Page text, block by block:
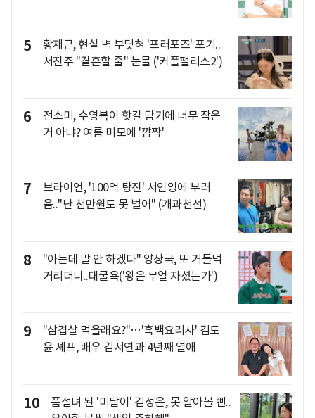
5
황재근, 현실 벽 부딪혀 '프러포즈' 포기..
서진주 "결혼할 줄" 눈물 ('커플팰리스2')
6
전소미, 수영복이 핫걸 담기에 너무 작은
거 아냐? 여름 미모에 '깜짝'
7
브라이언, '100억 탕진' 서인영에 부러
움.."난 천만원도 못 벌어" (개과천선)
8
"아는데 말 안 하겠다" 양상국, 또 거들먹
거리더니..대굴욕('왕은 무얼 자셨는가')
9
"삼겹살 먹을래요?"…'흑백요리사' 김도
윤 셰프, 배우 김서연과 4년째 열애
10
품절녀 된 '미달이' 김성은, 못 알아볼 뻔..